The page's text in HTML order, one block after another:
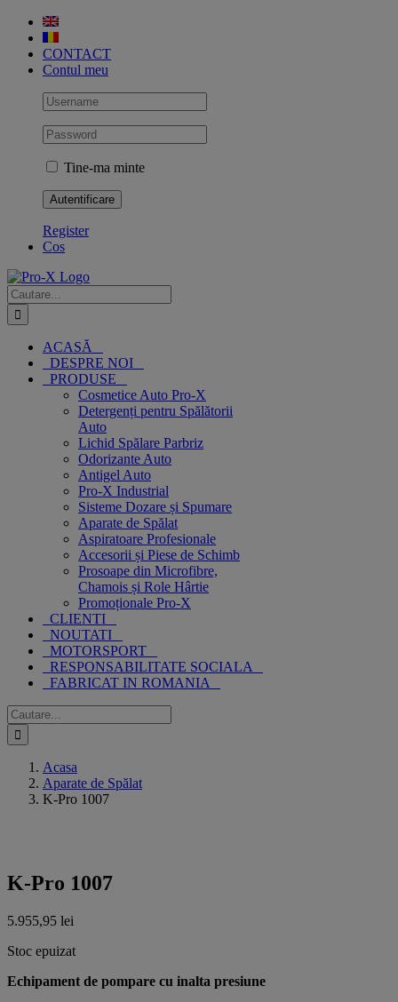
Skip
contentCONTACT
Contul meu
Tine-ma minte
Register
Cos
Cautare...
ACASĂ
DESPRE NOI
PRODUSE
Cosmetice Auto Pro-X
Detergenți pentru Spălătorii
Auto
Lichid Spălare Parbriz
Odorizante Auto
Antigel Auto
Pro-X Industrial
Sisteme Dozare și Spumare
Aparate de Spălat
Aspiratoare Profesionale
Accesorii și Piese de Schimb
Prosoape din Microfibre,
Chamois și Role Hârtie
Promoționale Pro-X
CLIENTI
NOUTATI
MOTORSPORT
RESPONSABILITATE SOCIALA
FABRICAT IN ROMANIA
Cautare...
Acasa
Aparate de Spălat
K-Pro 1007
K-Pro 1007
5.955,95 lei
Stoc epuizat
Echipament de pompare cu inalta presiune